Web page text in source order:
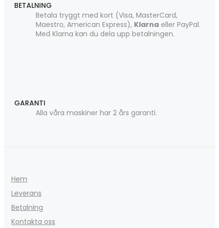
BETALNING
Betala tryggt med kort (Visa, MasterCard,
Maestro, American Express), Klarna eller PayPal.
Med Klarna kan du dela upp betalningen.
GARANTI
Alla våra maskiner har 2 års garanti.
Hem
Leverans
Betalning
Kontakta oss